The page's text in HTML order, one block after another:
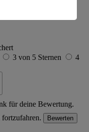
3 von 5 Sternen
4
für deine Bewertung.
Bewerten
Seite findest du